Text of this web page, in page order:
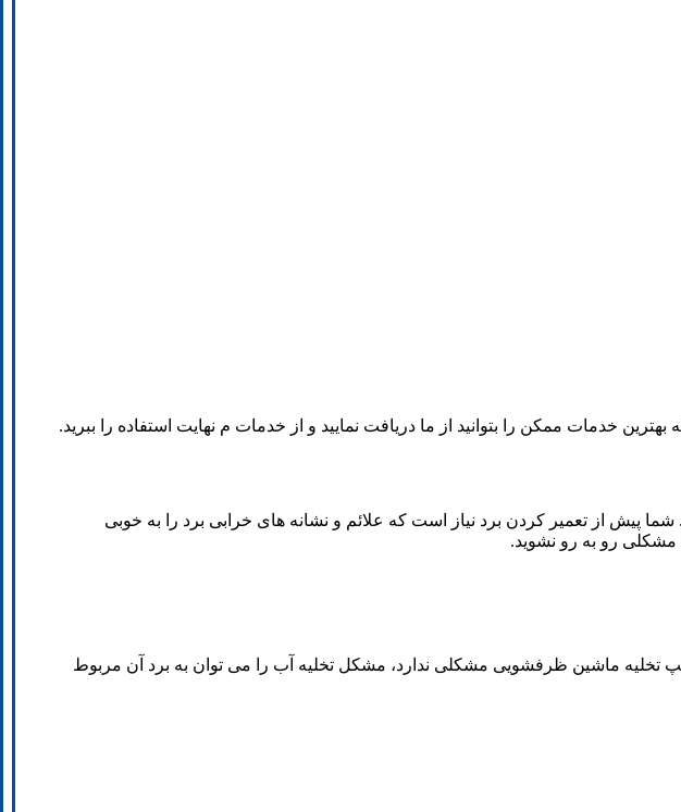
خدمات ممکن را بتوانید از ما دریافت نمایید و از خدمات م نهایت استفاده را ببرید.
از تعمیر کردن برد نیاز است که علائم و نشانه های خرابی برد را به خوبی
مشکلی رو به رو نشوید.
تخلیه ماشین ظرفشویی مشکلی ندارد، مشکل تخلیه آب را می توان به برد آن مربوط